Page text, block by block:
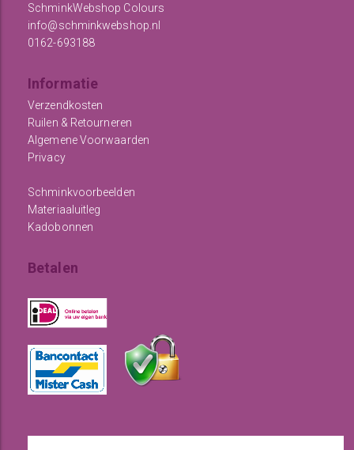
SchminkWebshop Colours
info@schminkwebshop.nl
0162-693188
Informatie
Verzendkosten
Ruilen & Retourneren
Algemene Voorwaarden
Privacy
Schminkvoorbeelden
Materiaaluitleg
Kadobonnen
Betalen